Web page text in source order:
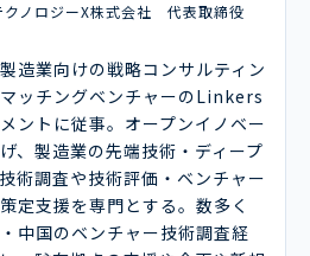
クノロジーX株式会社 代表取締役
造業向けの戦略コンサルティン
ッチングベンチャーのLinkers
ントに従事。オープンイノベー
、製造業の先端技術・ディープ
術調査や技術評価・ベンチャー
定支援を専門とする。数多く
中国のベンチャー技術調査経